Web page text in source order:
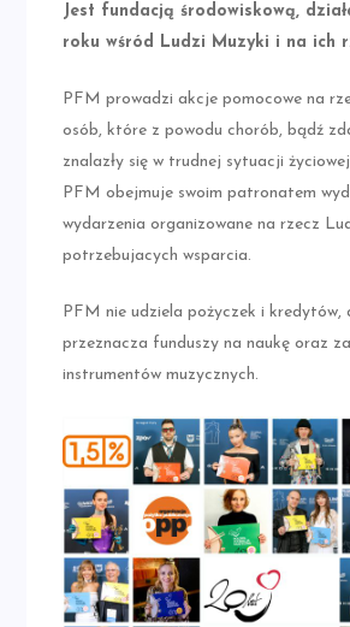
Jest fundacją środowiskową,
roku wśród Ludzi Muzyki i na ich
PFM prowadzi akcje pomocowe na
osób, które z powodu chorób, bądź
znalazły się w trudnej sytuacji
PFM obejmuje swoim patronatem
wydarzenia organizowane na rzecz
potrzebujacych wsparcia.
PFM nie udziela pożyczek i kredytów,
przeznacza funduszy na naukę oraz
instrumentów muzycznych.